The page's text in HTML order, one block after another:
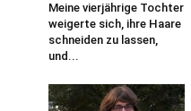
Meine vierjährige Tochter
weigerte sich, ihre Haare
schneiden zu lassen,
und...